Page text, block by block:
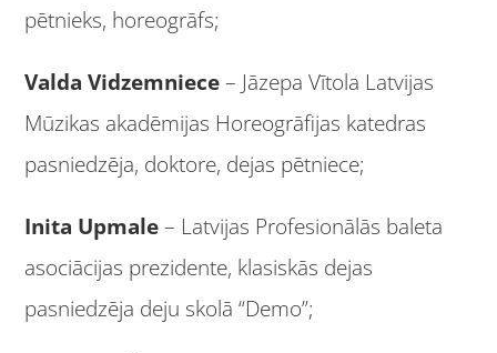
pētnieks, horeogrāfs;
Valda Vidzemniece– Jāzepa Vītola Latvijas
Mūzikas akadēmijas Horeogrāfijas katedras
pasniedzēja, doktore, dejas pētniece;
Inita Upmale– Latvijas Profesionālās baleta
asociācijas prezidente, klasiskās dejas
pasniedzēja deju skolā “Demo”;